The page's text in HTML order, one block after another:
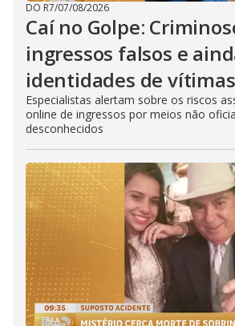
DO R7/07/08/2026
Caí no Golpe:
ingressos falsos e
identidades de vítimas
Especialistas alertam sobre os riscos
online de ingressos por meios não
desconhecidos